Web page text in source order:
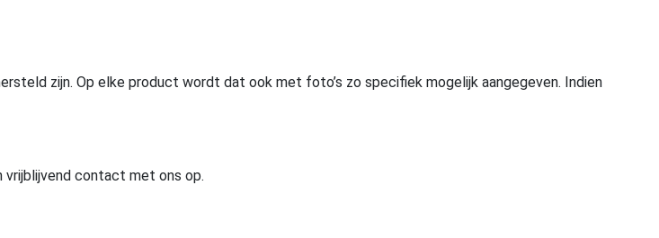
zijn. Op elke product wordt dat ook met foto’s zo specifiek mogelijk aangegeven. Indien
vrijblijvend contact met ons op.